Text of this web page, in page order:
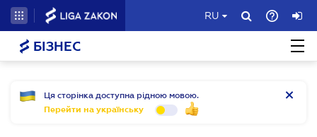
RU
БІЗНЕС
Ця сторінка доступна рідною мовою.
Перейти на українську